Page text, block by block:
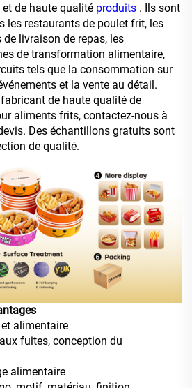
de haute qualité produits . Ils sont
les restaurants de poulet frit, les
livraison de repas, les
de transformation alimentaire,
tels que la consommation sur
et la vente au détail.
de haute qualité de
aliments frits, contactez-nous à
Des échantillons gratuits sont
de qualité.
alimentaire
fuites, conception du
alimentaire